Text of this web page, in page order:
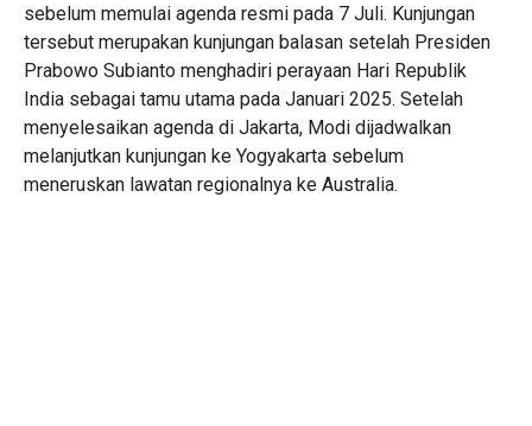
sebelum memulai agenda resmi pada 7 Juli. Kunjungan
tersebut merupakan kunjungan balasan setelah Presiden
Prabowo Subianto menghadiri perayaan Hari Republik
India sebagai tamu utama pada Januari 2025. Setelah
menyelesaikan agenda di Jakarta, Modi dijadwalkan
melanjutkan kunjungan ke Yogyakarta sebelum
meneruskan lawatan regionalnya ke Australia.